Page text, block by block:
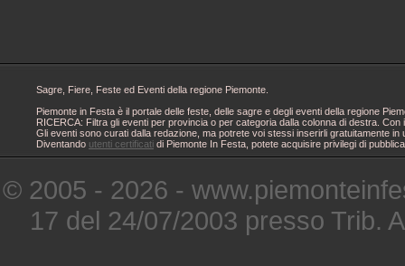
Sagre, Fiere, Feste ed Eventi della regione Piemonte.
Piemonte in Festa è il portale delle feste, delle sagre e degli eventi della regione
RICERCA: Filtra gli eventi per provincia o per categoria dalla colonna di destra.
Gli eventi sono curati dalla redazione, ma potrete voi stessi inserirli gratuitamente
Diventando utenti certificati di Piemonte In Festa, potete acquisire privilegi di
© 2005 - 2026 -
17 del 24/07/2003 presso Trib.